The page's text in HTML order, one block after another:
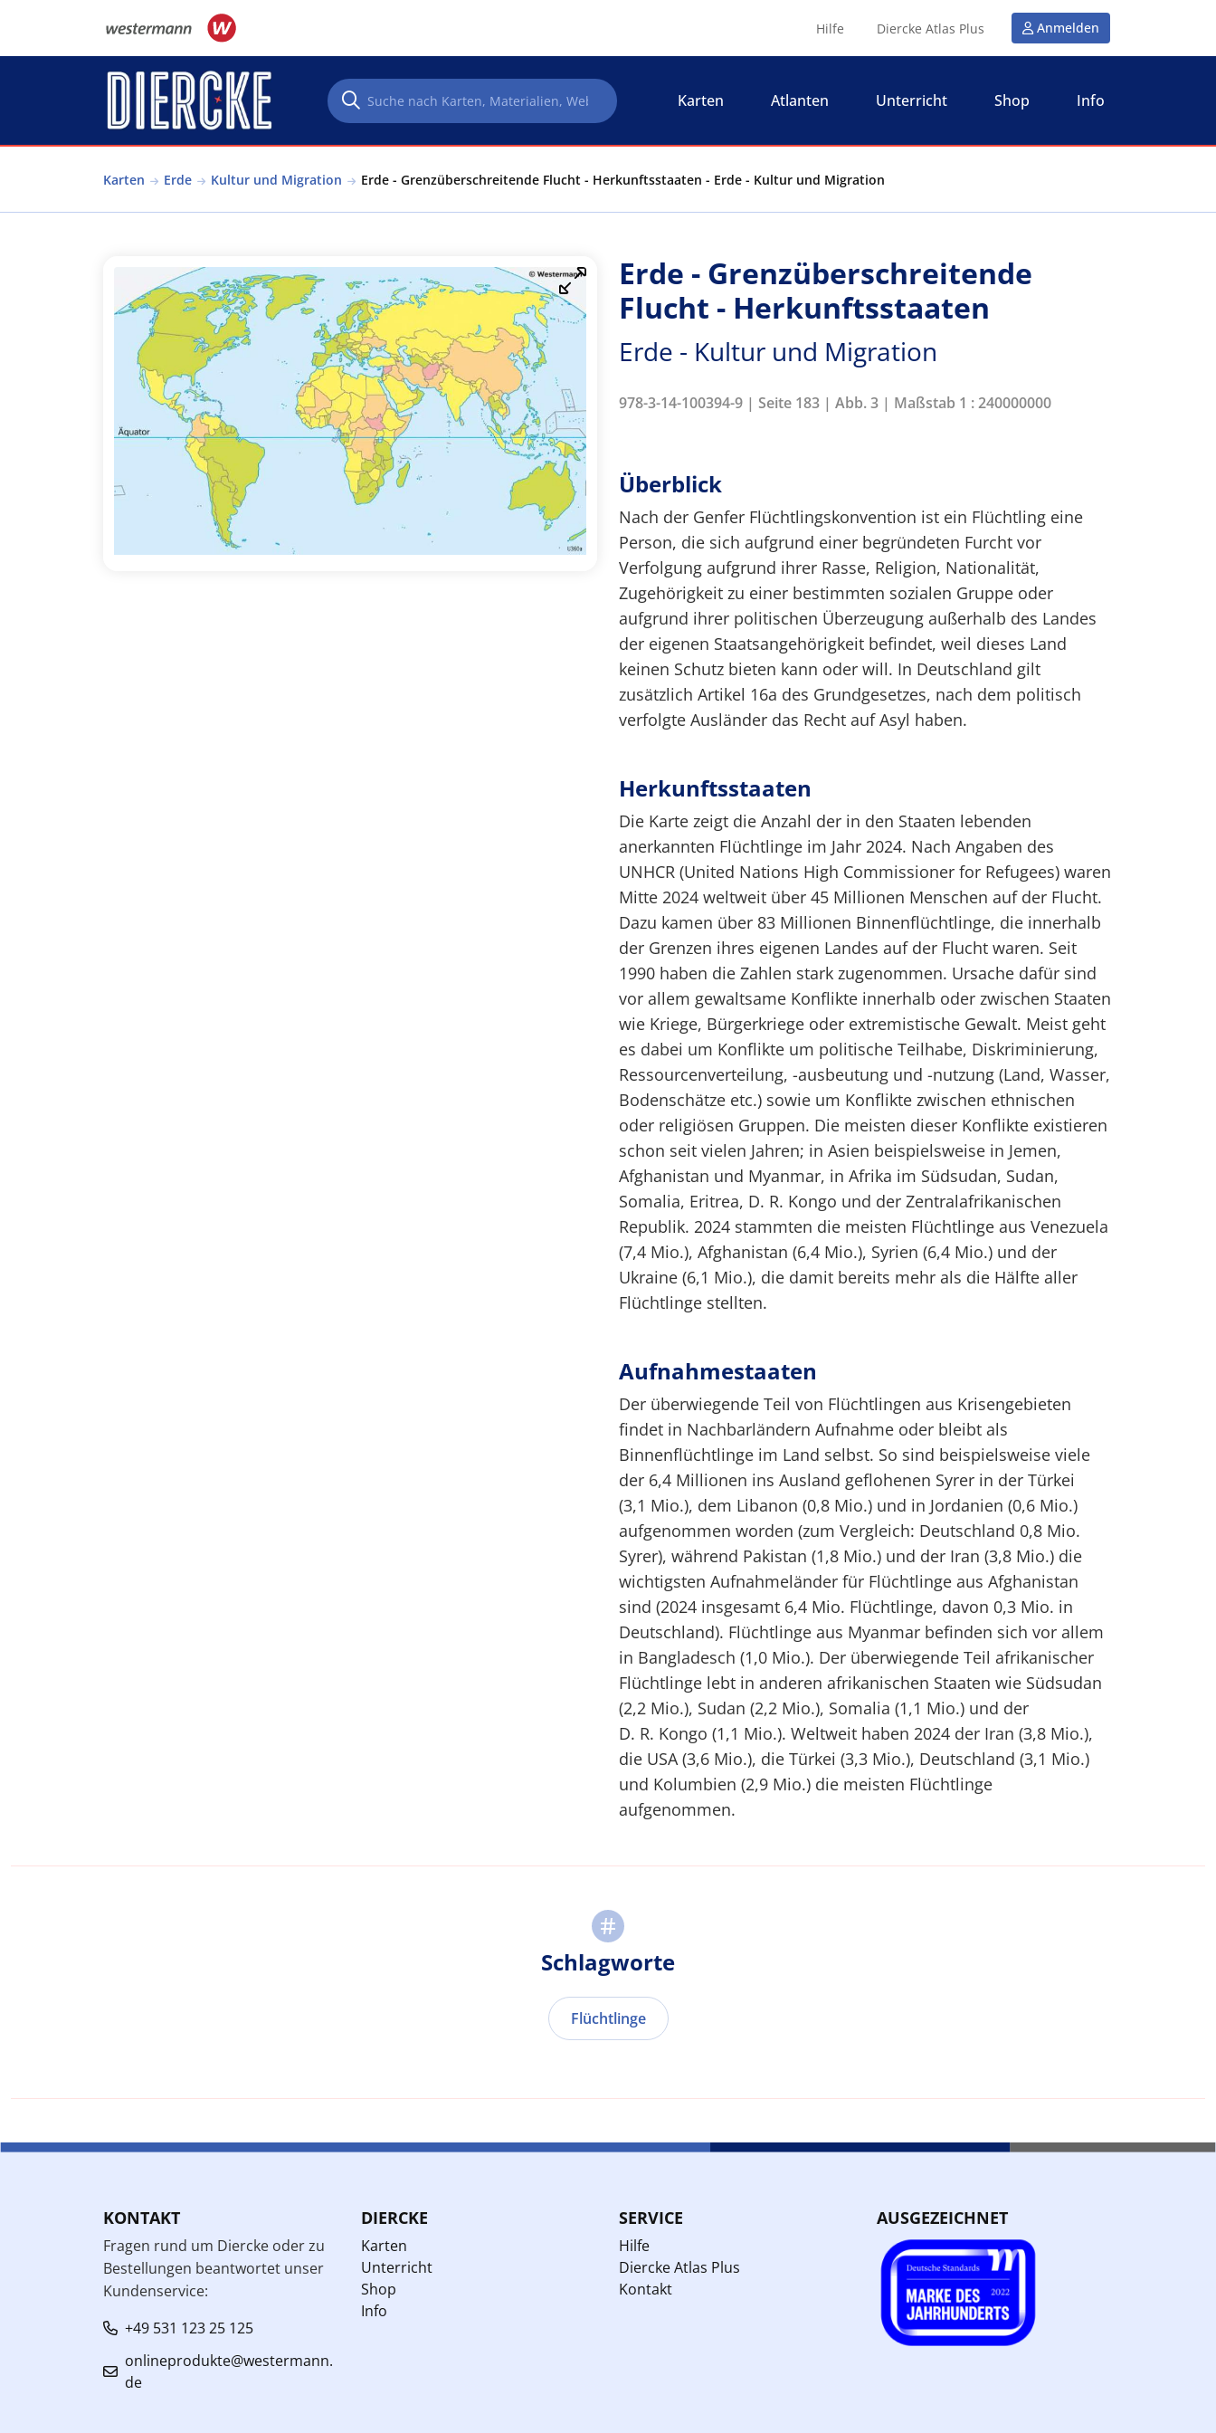
Hilfe Diercke Atlas Plus Anmelden
Karten Atlanten Unterricht Shop Info
Karten Erde Kultur und Migration Erde - Grenzüberschreitende Flucht - Herkunftsstaaten - Erde - Kultur und Migration
Erde - Grenzüberschreitende
Flucht - Herkunftsstaaten
Erde - Kultur und Migration
978-3-14-100394-9 | Seite 183 | Abb. 3 | Maßstab 1 : 240000000
Überblick
Nach der Genfer Flüchtlingskonvention ist ein Flüchtling eine
Person, die sich aufgrund einer begründeten Furcht vor
Verfolgung aufgrund ihrer Rasse, Religion, Nationalität,
Zugehörigkeit zu einer bestimmten sozialen Gruppe oder
aufgrund ihrer politischen Überzeugung außerhalb des Landes
der eigenen Staatsangehörigkeit befindet, weil dieses Land
keinen Schutz bieten kann oder will. In Deutschland gilt
zusätzlich Artikel 16a des Grundgesetzes, nach dem politisch
verfolgte Ausländer das Recht auf Asyl haben.
Herkunftsstaaten
Die Karte zeigt die Anzahl der in den Staaten lebenden
anerkannten Flüchtlinge im Jahr 2024. Nach Angaben des
UNHCR (United Nations High Commissioner for Refugees) waren
Mitte 2024 weltweit über 45 Millionen Menschen auf der Flucht.
Dazu kamen über 83 Millionen Binnenflüchtlinge, die innerhalb
der Grenzen ihres eigenen Landes auf der Flucht waren. Seit
1990 haben die Zahlen stark zugenommen. Ursache dafür sind
vor allem gewaltsame Konflikte innerhalb oder zwischen Staaten
wie Kriege, Bürgerkriege oder extremistische Gewalt. Meist geht
es dabei um Konflikte um politische Teilhabe, Diskriminierung,
Ressourcenverteilung, -ausbeutung und -nutzung (Land, Wasser,
Bodenschätze etc.) sowie um Konflikte zwischen ethnischen
oder religiösen Gruppen. Die meisten dieser Konflikte existieren
schon seit vielen Jahren; in Asien beispielsweise in Jemen,
Afghanistan und Myanmar, in Afrika im Südsudan, Sudan,
Somalia, Eritrea, D. R. Kongo und der Zentralafrikanischen
Republik. 2024 stammten die meisten Flüchtlinge aus Venezuela
(7,4 Mio.), Afghanistan (6,4 Mio.), Syrien (6,4 Mio.) und der
Ukraine (6,1 Mio.), die damit bereits mehr als die Hälfte aller
Flüchtlinge stellten.
Aufnahmestaaten
Der überwiegende Teil von Flüchtlingen aus Krisengebieten
findet in Nachbarländern Aufnahme oder bleibt als
Binnenflüchtlinge im Land selbst. So sind beispielsweise viele
der 6,4 Millionen ins Ausland geflohenen Syrer in der Türkei
(3,1 Mio.), dem Libanon (0,8 Mio.) und in Jordanien (0,6 Mio.)
aufgenommen worden (zum Vergleich: Deutschland 0,8 Mio.
Syrer), während Pakistan (1,8 Mio.) und der Iran (3,8 Mio.) die
wichtigsten Aufnahmeländer für Flüchtlinge aus Afghanistan
sind (2024 insgesamt 6,4 Mio. Flüchtlinge, davon 0,3 Mio. in
Deutschland). Flüchtlinge aus Myanmar befinden sich vor allem
in Bangladesch (1,0 Mio.). Der überwiegende Teil afrikanischer
Flüchtlinge lebt in anderen afrikanischen Staaten wie Südsudan
(2,2 Mio.), Sudan (2,2 Mio.), Somalia (1,1 Mio.) und der
D. R. Kongo (1,1 Mio.). Weltweit haben 2024 der Iran (3,8 Mio.),
die USA (3,6 Mio.), die Türkei (3,3 Mio.), Deutschland (3,1 Mio.)
und Kolumbien (2,9 Mio.) die meisten Flüchtlinge
aufgenommen.
Schlagworte
Flüchtlinge
KONTAKT
Fragen rund um Diercke oder zu
Bestellungen beantwortet unser
Kundenservice:
+49 531 123 25 125
onlineprodukte@westermann.
de
DIERCKE
Karten
Unterricht
Shop
Info
SERVICE
Hilfe
Diercke Atlas Plus
Kontakt
AUSGEZEICHNET